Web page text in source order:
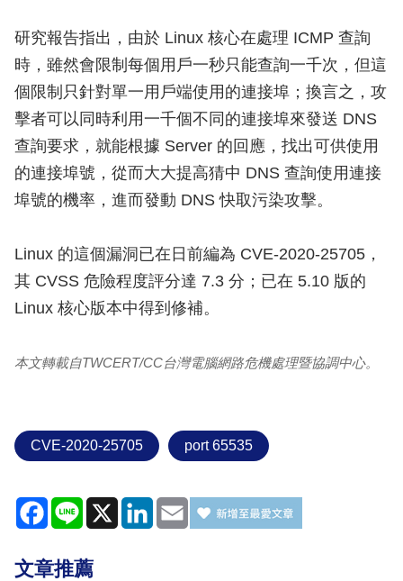
研究報告指出，由於 Linux 核心在處理 ICMP 查詢
時，雖然會限制每個用戶一秒只能查詢一千次，但這
個限制只針對單一用戶端使用的連接埠；換言之，攻
擊者可以同時利用一千個不同的連接埠來發送 DNS
查詢要求，就能根據 Server 的回應，找出可供使用
的連接埠號，從而大大提高猜中 DNS 查詢使用連接
埠號的機率，進而發動 DNS 快取污染攻擊。
Linux 的這個漏洞已在日前編為 CVE-2020-25705，
其 CVSS 危險程度評分達 7.3 分；已在 5.10 版的
Linux 核心版本中得到修補。
本文轉載自TWCERT/CC台灣電腦網路危機處理暨協調中心。
CVE-2020-25705 port 65535
Facebook
Line X LinkedIn
Email
文章推薦